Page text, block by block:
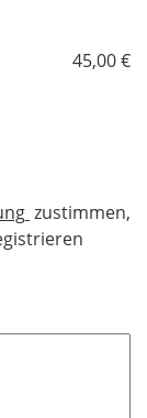
45,00 €
zustimmen,